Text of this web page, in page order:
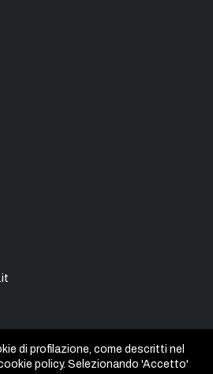
01931450835. Tutti i marchi, loghi e
di profilazione, come descritti nel
policy. Selezionando 'Accetto'